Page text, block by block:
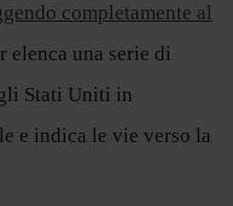
completamente al
elenca una serie di
Stati Uniti in
e indica le vie verso la